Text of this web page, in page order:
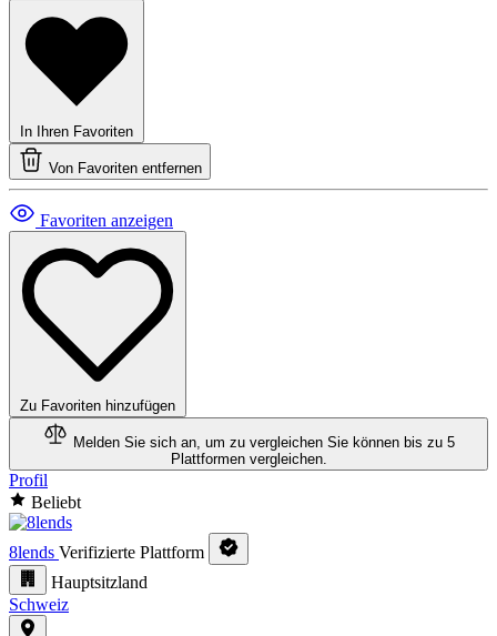
In Ihren Favoriten
Von Favoriten entfernen
Favoriten anzeigen
Zu Favoriten hinzufügen
Melden Sie sich an, um zu vergleichen Sie können bis zu 5
Plattformen vergleichen.
Profil
Beliebt
8lends Verifizierte Plattform
Hauptsitzland
Schweiz